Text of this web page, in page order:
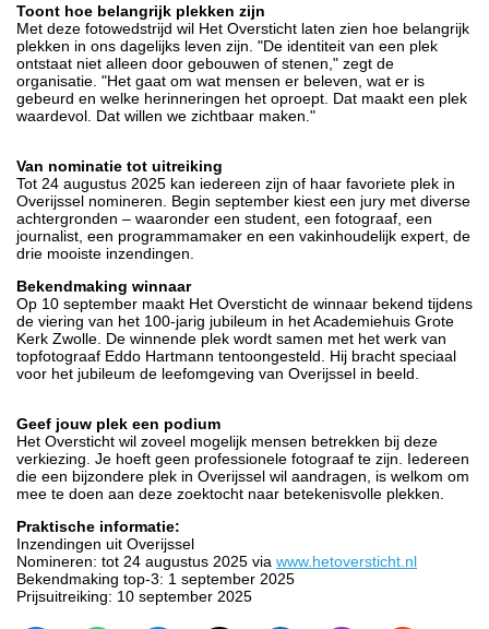
Toont hoe belangrijk plekken zijn
Met deze fotowedstrijd wil Het Oversticht laten zien hoe belangrijk
plekken in ons dagelijks leven zijn. "De identiteit van een plek
ontstaat niet alleen door gebouwen of stenen," zegt de
organisatie. "Het gaat om wat mensen er beleven, wat er is
gebeurd en welke herinneringen het oproept. Dat maakt een plek
waardevol. Dat willen we zichtbaar maken."
Van nominatie tot uitreiking
Tot 24 augustus 2025 kan iedereen zijn of haar favoriete plek in
Overijssel nomineren. Begin september kiest een jury met diverse
achtergronden – waaronder een student, een fotograaf, een
journalist, een programmamaker en een vakinhoudelijk expert, de
drie mooiste inzendingen.
Bekendmaking winnaar
Op 10 september maakt Het Oversticht de winnaar bekend tijdens
de viering van het 100-jarig jubileum in het Academiehuis Grote
Kerk Zwolle. De winnende plek wordt samen met het werk van
topfotograaf Eddo Hartmann tentoongesteld. Hij bracht speciaal
voor het jubileum de leefomgeving van Overijssel in beeld.
Geef jouw plek een podium
Het Oversticht wil zoveel mogelijk mensen betrekken bij deze
verkiezing. Je hoeft geen professionele fotograaf te zijn. Iedereen
die een bijzondere plek in Overijssel wil aandragen, is welkom om
mee te doen aan deze zoektocht naar betekenisvolle plekken.
Praktische informatie:
Inzendingen uit Overijssel
Nomineren: tot 24 augustus 2025 via www.hetoversticht.nl
Bekendmaking top-3: 1 september 2025
Prijsuitreiking: 10 september 2025